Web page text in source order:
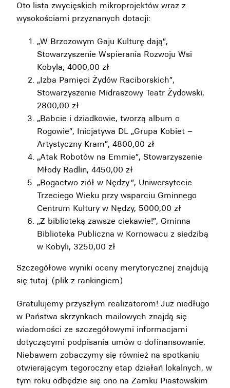
Oto lista zwycięskich mikroprojektów wraz z
wysokościami przyznanych dotacji:
„W Brzozowym Gaju Kulturę dają”,
Stowarzyszenie Wspierania Rozwoju Wsi
Kobyla, 4000,00 zł
„Izba Pamięci Żydów Raciborskich”,
Stowarzyszenie Midraszowy Teatr Żydowski,
2800,00 zł
„Babcie i dziadkowie, tworzą album o
Rogowie”, Inicjatywa DL „Grupa Kobiet –
Artystyczny Kram”, 4800,00 zł
„Atak Robotów na Emmie”, Stowarzyszenie
Młody Radlin, 4450,00 zł
„Bogactwo ziół w Nędzy.”, Uniwersytecie
Trzeciego Wieku przy wsparciu Gminnego
Centrum Kultury w Nędzy, 5000,00 zł
„Z biblioteką zawsze ciekawie!”, Gminna
Biblioteka Publiczna w Kornowacu z siedzibą
w Kobyli, 3250,00 zł
Szczegółowe wyniki oceny merytorycznej znajdują
się tutaj: (plik z rankingiem)
Gratulujemy przyszłym realizatorom! Już niedługo
w Państwa skrzynkach mailowych znajdą się
wiadomości ze szczegółowymi informacjami
dotyczącymi podpisania umów o dofinansowanie.
Niebawem zobaczymy się również na spotkaniu
otwierającym tegoroczny etap działań lokalnych, w
tym roku odbędzie się ono na Zamku Piastowskim